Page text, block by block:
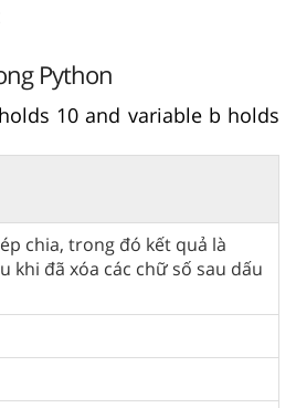
Python
10 and variable b holds
chia, trong đó kết quả là
khi đã xóa các chữ số sau dấu